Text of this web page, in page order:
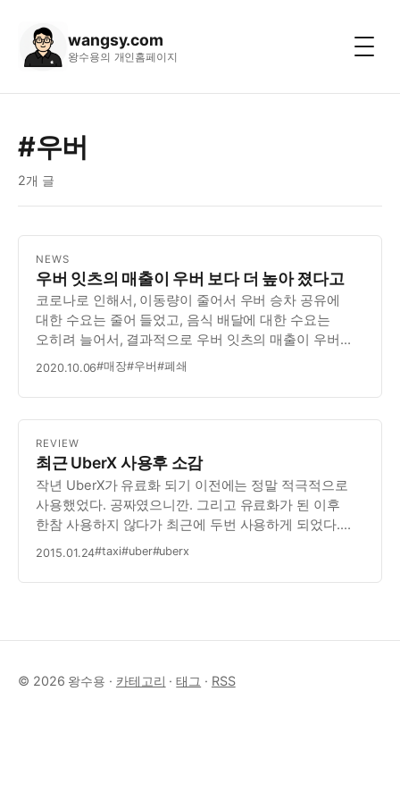
wangsy.com
왕수용의 개인홈페이지
#우버
2개 글
NEWS
우버 잇츠의 매출이 우버 보다 더 높아 졌다고
코로나로 인해서, 이동량이 줄어서 우버 승차 공유에
대한 수요는 줄어 들었고, 음식 배달에 대한 수요는
오히려 늘어서, 결과적으로 우버 잇츠의 매출이 우버
보다도 높아지는 결과 가 되었다.
2020.10.06#매장#우버#폐쇄
REVIEW
최근 UberX 사용후 소감
작년 UberX가 유료화 되기 이전에는 정말 적극적으로
사용했었다. 공짜였으니깐. 그리고 유료화가 된 이후
한참 사용하지 않다가 최근에 두번 사용하게 되었다.
한번은, 이번에 집을 이사하고 나서 대로까지 나가는데
아웅거리는 것보다는 그냥 우버를 부르는게 나을 것
2015.01.24#taxi#uber#uberx
© 2026 왕수용 · 카테고리 ·태그 · RSS